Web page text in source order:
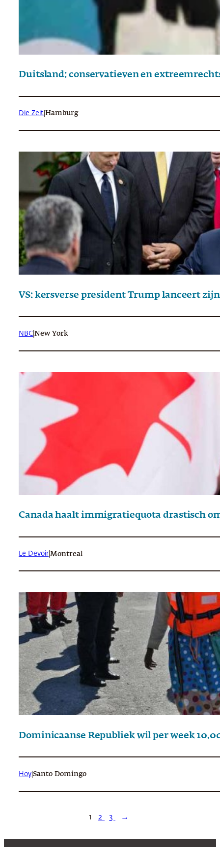
Duitsland: conservatieven en
Die Zeit Hamburg
VS: kersverse president Trump lanceert
NBC New York
Canada haalt immigratiequota drastisch
Le Devoir| Montreal
Dominicaanse Republiek wil per week
Hoy Santo Domingo
1 2 3 →